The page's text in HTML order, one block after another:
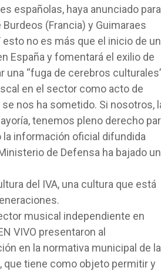
españolas, haya anunciado
(Francia) y Guimaraes
no es más que el inicio de
España y fomentará el exilio de
“fuga de cerebros
en el sector como acto de
nos ha sometido. Si nosotros,
tenemos pleno derecho
información oficial difundida
de Defensa ha bajado un
del IVA, una cultura que está
musical independiente en
VIVO presentaron al
en la normativa municipal de la
que tiene como objeto permitir y